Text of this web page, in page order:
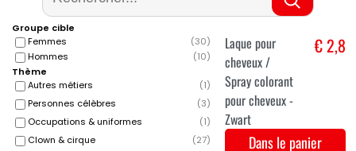
Groupe cible
Femmes
(30)
Hommes
(10)
Thème
Autres métiers
(1)
Personnes célèbres
(3)
Occupations & uniformes
(1)
Clown & cirque
(27)